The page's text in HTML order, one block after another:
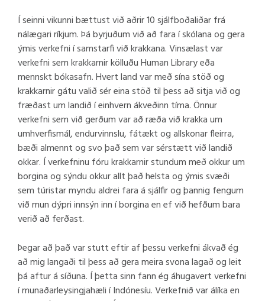
Í seinni vikunni bættust við aðrir 10 sjálfboðaliðar frá
nálægari ríkjum. Þá byrjuðum við að fara í skólana og gera
ýmis verkefni í samstarfi við krakkana. Vinsælast var
verkefni sem krakkarnir kölluðu Human Library eða
mennskt bókasafn. Hvert land var með sína stöð og
krakkarnir gátu valið sér eina stöð til þess að sitja við og
fræðast um landið í einhvern ákveðinn tíma. Önnur
verkefni sem við gerðum var að ræða við krakka um
umhverfismál, endurvinnslu, fátækt og allskonar fleirra,
bæði almennt og svo það sem var sérstætt við landið
okkar. Í verkefninu fóru krakkarnir stundum með okkur um
borgina og sýndu okkur allt það helsta og ýmis svæði
sem túristar myndu aldrei fara á sjálfir og þannig fengum
við mun dýpri innsýn inn í borgina en ef við hefðum bara
verið að ferðast.
Þegar að það var stutt eftir af þessu verkefni ákvað ég
að mig langaði til þess að gera meira svona lagað og leit
þá aftur á síðuna. Í þetta sinn fann ég áhugavert verkefni
í munaðarleysingjahæli í Indónesíu. Verkefnið var álíka en